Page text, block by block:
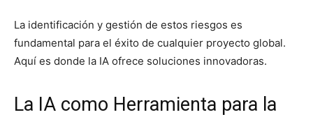
La identificación y gestión de estos riesgos es
fundamental para el éxito de cualquier proyecto global.
Aquí es donde la IA ofrece soluciones innovadoras.
La IA como Herramienta para la